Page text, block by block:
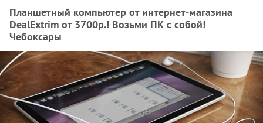
Планшетный компьютер от интернет-магазина
DealExtrim от 3700р.! Возьми ПК с собой!
Чебоксары